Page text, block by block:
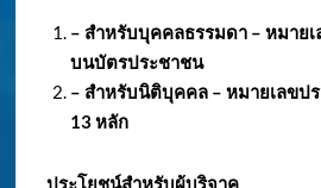
– สำหรับบุคคลธรรมดา – หมาย
บนบัตรประชาชน
– สำหรับนิติบุคคล – หมายเลขป
13 หลัก
ประโยชน์สำหรับผู้บริจาค